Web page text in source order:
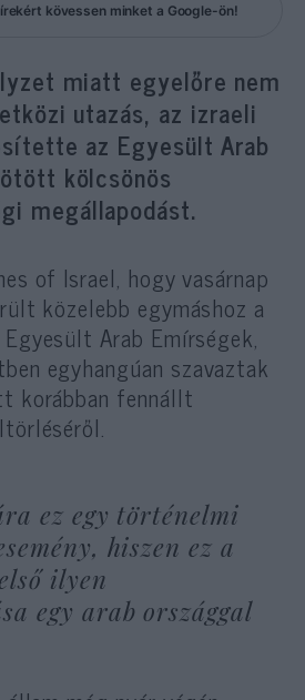
kövessen minket a Google-ön!
miatt egyelőre nem
utazás, az izraeli
az Egyesült Arab
kölcsönös
megállapodást.
of Israel, hogy vasárnap
közelebb egymáshoz a
Arab Emírségek,
egyhangúan szavaztak
korábban fennállt
ez egy történelmi
hiszen ez a
ilyen
egy arab országgal